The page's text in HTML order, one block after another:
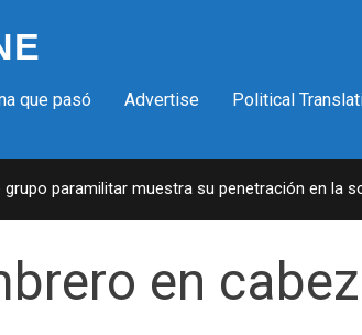
que pasó Advertise Political
paramilitar muestra su penetración en la
en